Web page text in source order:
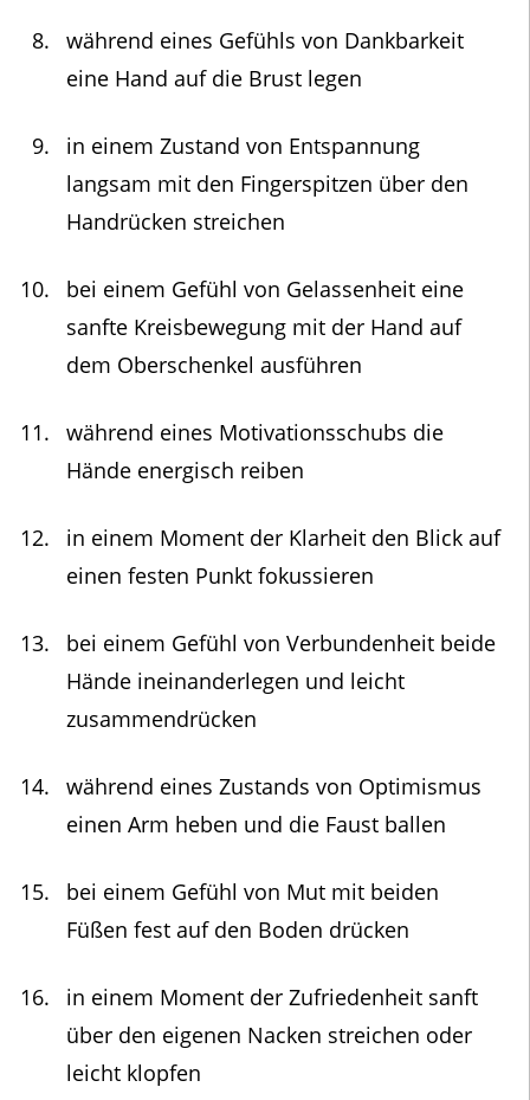
während eines Gefühls von Dankbarkeit
eine Hand auf die Brust legen
in einem Zustand von Entspannung
langsam mit den Fingerspitzen über den
Handrücken streichen
bei einem Gefühl von Gelassenheit eine
sanfte Kreisbewegung mit der Hand auf
dem Oberschenkel ausführen
während eines Motivationsschubs die
Hände energisch reiben
in einem Moment der Klarheit den Blick auf
einen festen Punkt fokussieren
bei einem Gefühl von Verbundenheit beide
Hände ineinanderlegen und leicht
zusammendrücken
während eines Zustands von Optimismus
einen Arm heben und die Faust ballen
bei einem Gefühl von Mut mit beiden
Füßen fest auf den Boden drücken
in einem Moment der Zufriedenheit sanft
über den eigenen Nacken streichen oder
leicht klopfen